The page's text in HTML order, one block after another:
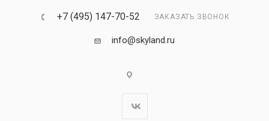
+7 (495) 147-70-52 ЗАКАЗАТЬ ЗВОНОК
info@skyland.ru